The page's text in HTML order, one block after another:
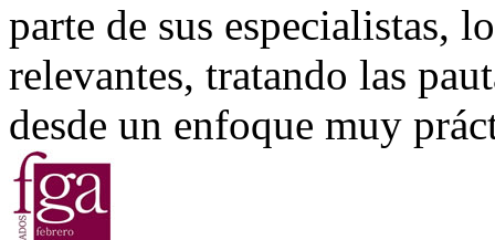
parte de sus especialistas,
relevantes, tratando las
desde un enfoque muy